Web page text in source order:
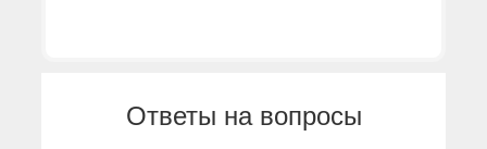
Ответы на вопросы